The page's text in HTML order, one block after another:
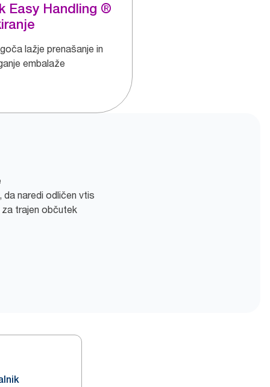
Easy Handling ®
lažje prenašanje in
embalaže
naredi odličen vtis
za trajen občutek